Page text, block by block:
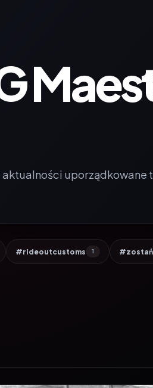
aktualności
#rideoutcustoms 1